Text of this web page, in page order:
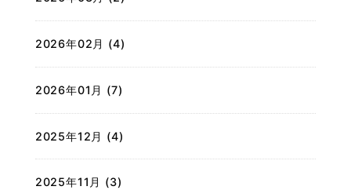
2026年02月 (4)
2026年01月 (7)
2025年12月 (4)
2025年11月 (3)